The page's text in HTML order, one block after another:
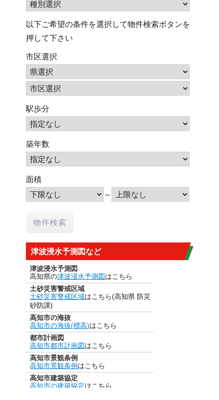
以下ご希望の条件を選択して物件検索ボタンを
押して下さい
市区選択
駅歩分
築年数
面積
～
津波浸水予測図など
津波浸水予測図
高知県の津波浸水予測図はこちら
土砂災害警戒区域
土砂災害警戒区域はこちら(高知県 防災
砂防課)
高知市の海抜
高知市の海抜(標高)はこちら
都市計画図
高知市都市計画図はこちら
高知市景観条例
高知市景観条例 はこちら
高知市建築協定
高知市の建築協定はこちら